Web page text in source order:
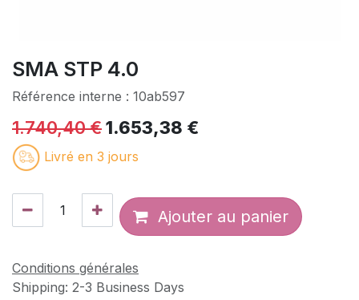
SMA STP 4.0
Référence interne : 10ab597
1.740,40€1.653,38 €
Livré en 3 jours
Ajouter au panier
Conditions générales
Shipping: 2-3 Business Days